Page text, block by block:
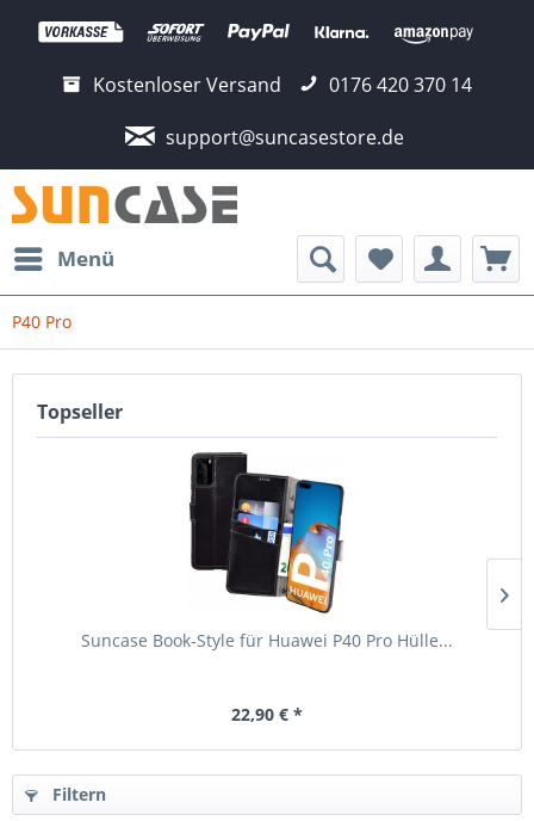
Kostenloser Versand
0176 420 370 14
support@suncasestore.de
Menü
P40 Pro
Topseller
Suncase Book-Style für Huawei P40 Pro Hülle...
22,90 € *
Filtern